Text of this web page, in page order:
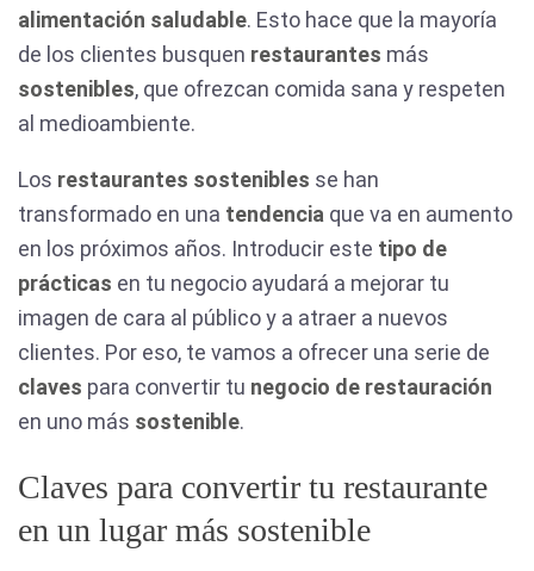
alimentación saludable. Esto hace que la mayoría
de los clientes busquen restaurantes más
sostenibles, que ofrezcan comida sana y respeten
al medioambiente.
Los restaurantes sostenibles se han
transformado en una tendencia que va en aumento
en los próximos años. Introducir este tipo de
prácticas en tu negocio ayudará a mejorar tu
imagen de cara al público y a atraer a nuevos
clientes. Por eso, te vamos a ofrecer una serie de
claves para convertir tu negocio de restauración
en uno más sostenible.
Claves para convertir tu restaurante
en un lugar más sostenible